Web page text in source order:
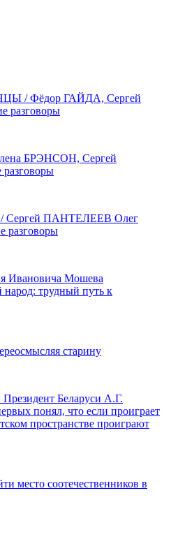
/ Фёдор ГАЙДА, Сергей
разговоры
БРЭНСОН, Сергей
/ Сергей ПАНТЕЛЕЕВ Олег
Ивановича Мошева
народ: трудный путь к
старину
Беларуси А.Г.
понял, что если проиграет
пространстве проиграют
место соотечественников в